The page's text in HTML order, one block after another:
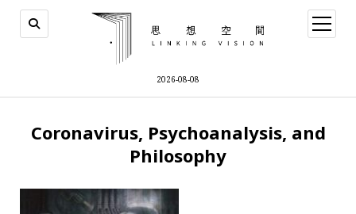
2026-08-08
open
menu
Coronavirus, Psychoanalysis, and
Philosophy